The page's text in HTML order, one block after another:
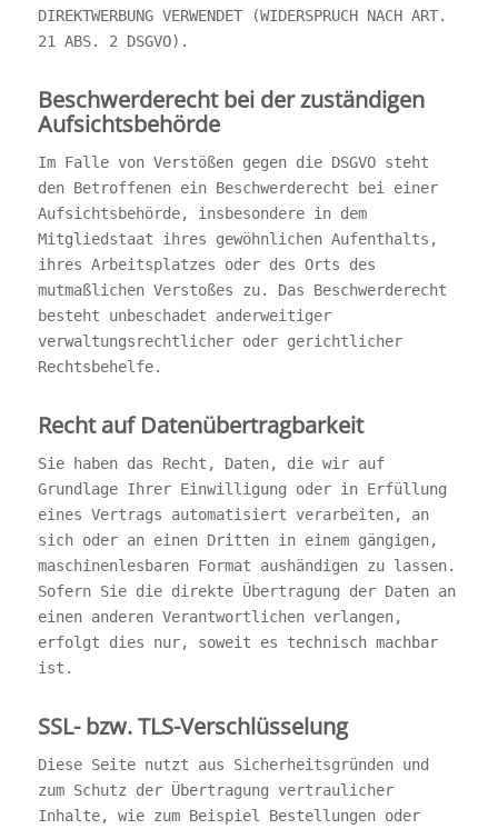
DIREKTWERBUNG VERWENDET (WIDERSPRUCH NACH ART.
21 ABS. 2 DSGVO).
Beschwerderecht bei der zuständigen
Aufsichtsbehörde
Im Falle von Verstößen gegen die DSGVO steht
den Betroffenen ein Beschwerderecht bei einer
Aufsichtsbehörde, insbesondere in dem
Mitgliedstaat ihres gewöhnlichen Aufenthalts,
ihres Arbeitsplatzes oder des Orts des
mutmaßlichen Verstoßes zu. Das Beschwerderecht
besteht unbeschadet anderweitiger
verwaltungsrechtlicher oder gerichtlicher
Rechtsbehelfe.
Recht auf Datenübertragbarkeit
Sie haben das Recht, Daten, die wir auf
Grundlage Ihrer Einwilligung oder in Erfüllung
eines Vertrags automatisiert verarbeiten, an
sich oder an einen Dritten in einem gängigen,
maschinenlesbaren Format aushändigen zu lassen.
Sofern Sie die direkte Übertragung der Daten an
einen anderen Verantwortlichen verlangen,
erfolgt dies nur, soweit es technisch machbar
ist.
SSL- bzw. TLS-Verschlüsselung
Diese Seite nutzt aus Sicherheitsgründen und
zum Schutz der Übertragung vertraulicher
Inhalte, wie zum Beispiel Bestellungen oder